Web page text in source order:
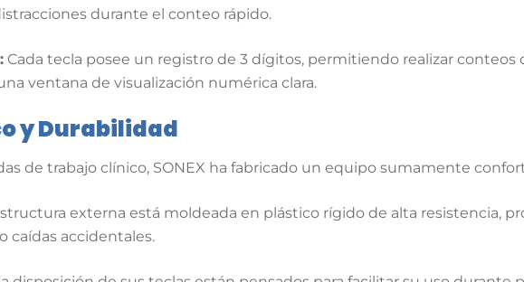
durante el conteo rápido.
Cada tecla posee un registro de 3 dígitos, permitiendo realizar
ventana de visualización numérica clara.
y Durabilidad
de trabajo clínico, SONEX ha fabricado un equipo sumamente
externa está moldeada en plástico rígido de alta resistencia,
caídas accidentales.